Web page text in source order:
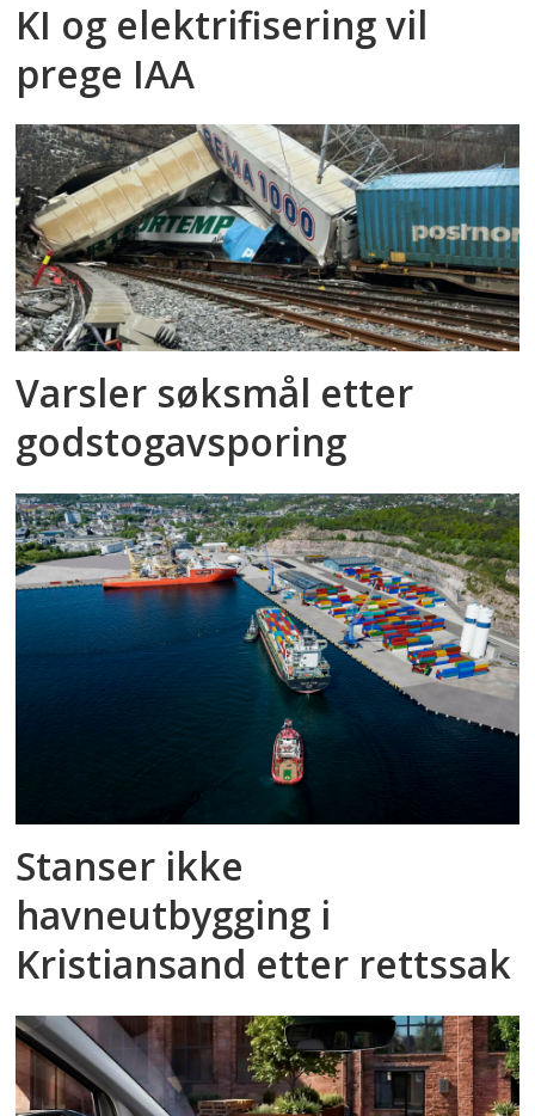
KI og elektrifisering vil
prege IAA
Varsler søksmål etter
godstog­avsporing
Stanser ikke
havneutbygging i
Kristiansand etter rettssak